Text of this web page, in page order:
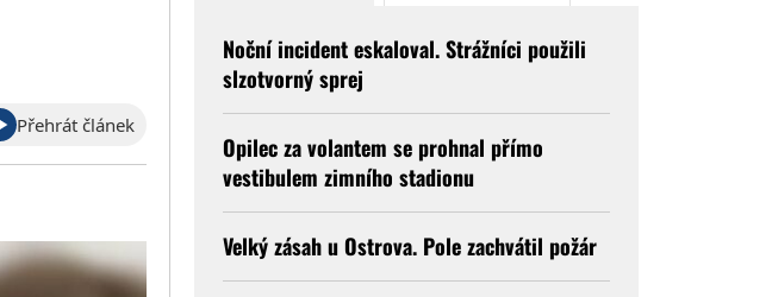
Přehrát článek
Noční incident eskaloval. Strážníci použili
slzotvorný sprej
Opilec za volantem se prohnal přímo
vestibulem zimního stadionu
Velký zásah u Ostrova. Pole zachvátil požár